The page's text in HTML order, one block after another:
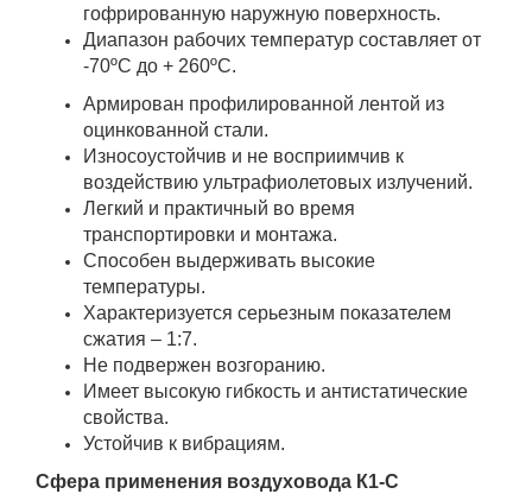
гофрированную наружную поверхность.
Диапазон рабочих температур составляет от
-70ºС до + 260ºС.
Армирован профилированной лентой из
оцинкованной стали.
Износоустойчив и не восприимчив к
воздействию ультрафиолетовых излучений.
Легкий и практичный во время
транспортировки и монтажа.
Способен выдерживать высокие
температуры.
Характеризуется серьезным показателем
сжатия – 1:7.
Не подвержен возгоранию.
Имеет высокую гибкость и антистатические
свойства.
Устойчив к вибрациям.
Сфера применения воздуховода К1-С